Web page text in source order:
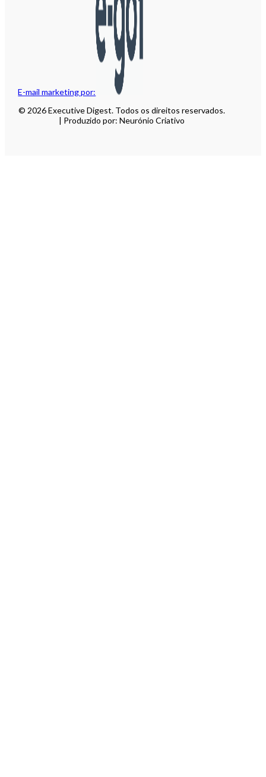
E-mail marketing por:
© 2026 Executive Digest. Todos os direitos reservados.
| Produzido por: Neurónio Criativo